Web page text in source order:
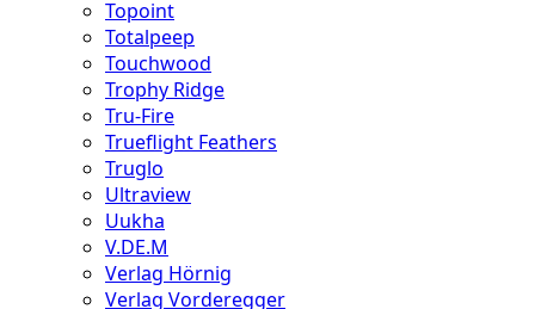
Topoint
Totalpeep
Touchwood
Trophy Ridge
Tru-Fire
Trueflight Feathers
Truglo
Ultraview
Uukha
V.DE.M
Verlag Hörnig
Verlag Vorderegger